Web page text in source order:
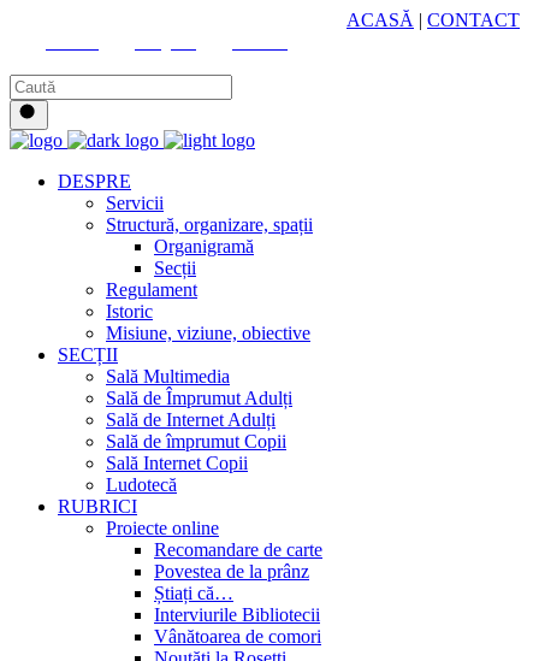
ACASĂ | CONTACT
DESPRE
Servicii
Structură, organizare, spații
Organigramă
Secții
Regulament
Istoric
Misiune, viziune, obiective
SECȚII
Sală Multimedia
Sală de Împrumut Adulți
Sală de Internet Adulți
Sală de împrumut Copii
Sală Internet Copii
Ludotecă
RUBRICI
Proiecte online
Recomandare de carte
Povestea de la prânz
Știați că…
Interviurile Bibliotecii
Vânătoarea de comori